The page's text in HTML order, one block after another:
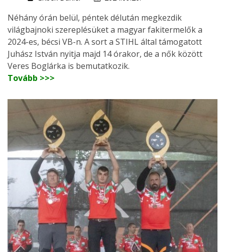
Néhány órán belül, péntek délután megkezdik
világbajnoki szereplésüket a magyar fakitermelők a
2024-es, bécsi VB-n. A sort a STIHL által támogatott
Juhász István nyitja majd 14 órakor, de a nők között
Veres Boglárka is bemutatkozik.
Tovább >>>